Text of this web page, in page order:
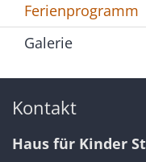
Ferienprogramm
Galerie
Kontakt
Haus für Kinder